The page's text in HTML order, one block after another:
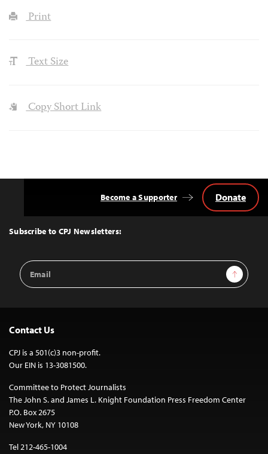
Print
Text Size
Copy Short Link
Top
Subscribe to CPJ Newsletters:
Email
Address
Sign Up
Become a Supporter Donate
Contact Us
CPJ is a 501(c)3 non-profit.
Our EIN is 13-3081500.
Committee to Protect Journalists
The John S. and James L. Knight Foundation Press Freedom Center
P.O. Box 2675
New York, NY 10108
Tel 212-465-1004